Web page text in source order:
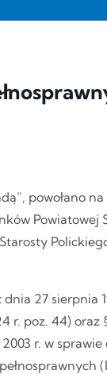
powołano
Powiatowej
27 sierpnia
r. poz. 44) oraz
r. w